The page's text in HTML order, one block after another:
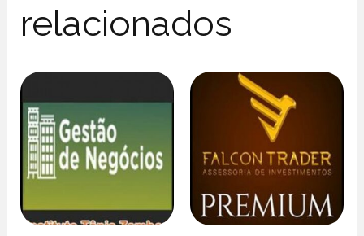
relacionados